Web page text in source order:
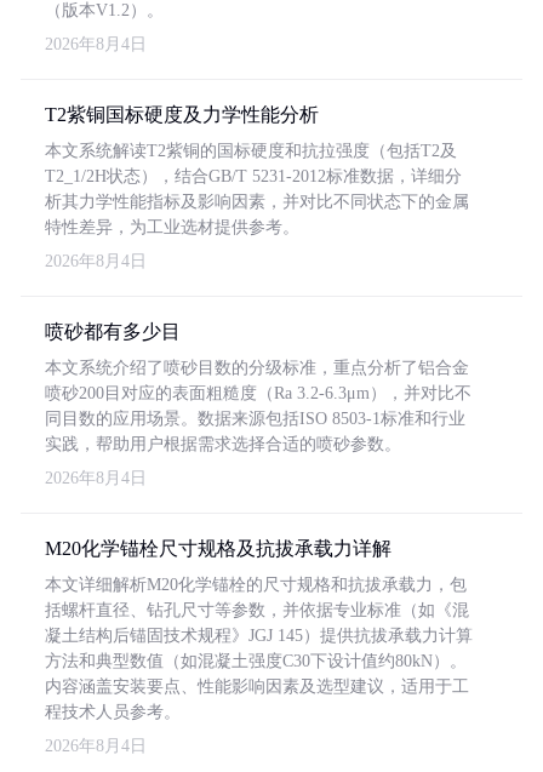
（版本V1.2）。
2026年8月4日
T2紫铜国标硬度及力学性能分析
本文系统解读T2紫铜的国标硬度和抗拉强度（包括T2及
T2_1/2H状态），结合GB/T 5231-2012标准数据，详细分
析其力学性能指标及影响因素，并对比不同状态下的金属
特性差异，为工业选材提供参考。
2026年8月4日
喷砂都有多少目
本文系统介绍了喷砂目数的分级标准，重点分析了铝合金
喷砂200目对应的表面粗糙度（Ra 3.2-6.3μm），并对比不
同目数的应用场景。数据来源包括ISO 8503-1标准和行业
实践，帮助用户根据需求选择合适的喷砂参数。
2026年8月4日
M20化学锚栓尺寸规格及抗拔承载力详解
本文详细解析M20化学锚栓的尺寸规格和抗拔承载力，包
括螺杆直径、钻孔尺寸等参数，并依据专业标准（如《混
凝土结构后锚固技术规程》JGJ 145）提供抗拔承载力计算
方法和典型数值（如混凝土强度C30下设计值约80kN）。
内容涵盖安装要点、性能影响因素及选型建议，适用于工
程技术人员参考。
2026年8月4日